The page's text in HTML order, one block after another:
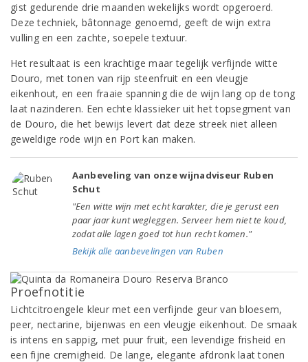
gist gedurende drie maanden wekelijks wordt opgeroerd.
Deze techniek, bâtonnage genoemd, geeft de wijn extra
vulling en een zachte, soepele textuur.
Het resultaat is een krachtige maar tegelijk verfijnde witte
Douro, met tonen van rijp steenfruit en een vleugje
eikenhout, en een fraaie spanning die de wijn lang op de tong
laat nazinderen. Een echte klassieker uit het topsegment van
de Douro, die het bewijs levert dat deze streek niet alleen
geweldige rode wijn en Port kan maken.
Aanbeveling van onze wijnadviseur Ruben
Schut
"Een witte wijn met echt karakter, die je gerust een
paar jaar kunt wegleggen. Serveer hem niet te koud,
zodat alle lagen goed tot hun recht komen."
Bekijk alle aanbevelingen van Ruben
Proefnotitie
Lichtcitroengele kleur met een verfijnde geur van bloesem,
peer, nectarine, bijenwas en een vleugje eikenhout. De smaak
is intens en sappig, met puur fruit, een levendige frisheid en
een fijne cremigheid. De lange, elegante afdronk laat tonen